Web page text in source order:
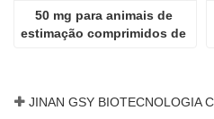
50 mg para animais de
estimação comprimidos de